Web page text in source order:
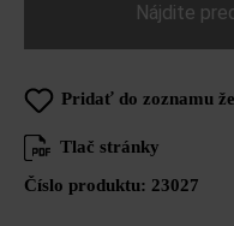
Nájdite
Pridať do zoznamu
Tlač stránky
Číslo produktu: 23027